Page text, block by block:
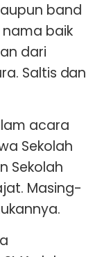
band
baik
dari
Saltis dan
acara
Sekolah
Sekolah
Masing-